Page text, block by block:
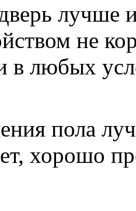
лучше
не
в любых
пола
хорошо